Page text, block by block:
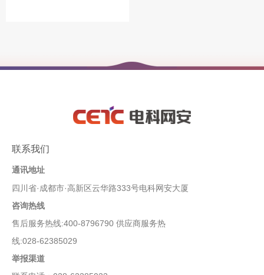
联系我们
通讯地址
四川省·成都市·高新区云华路333号电科网安大厦
咨询热线
售后服务热线:400-8796790 供应商服务热
线:028-62385029
举报渠道